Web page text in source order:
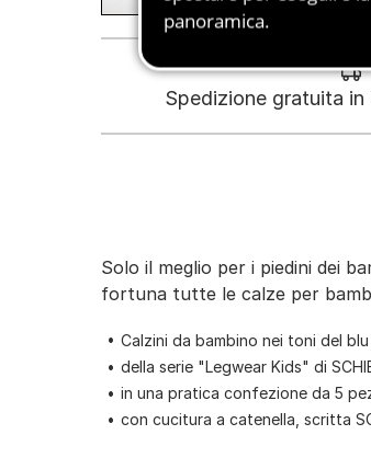
Spedizione gratuita
Solo il meglio per i piedini dei
fortuna tutte le calze per
Calzini da bambino nei toni del
della serie "Legwear Kids" di
in una pratica confezione da 5
con cucitura a catenella, scritta